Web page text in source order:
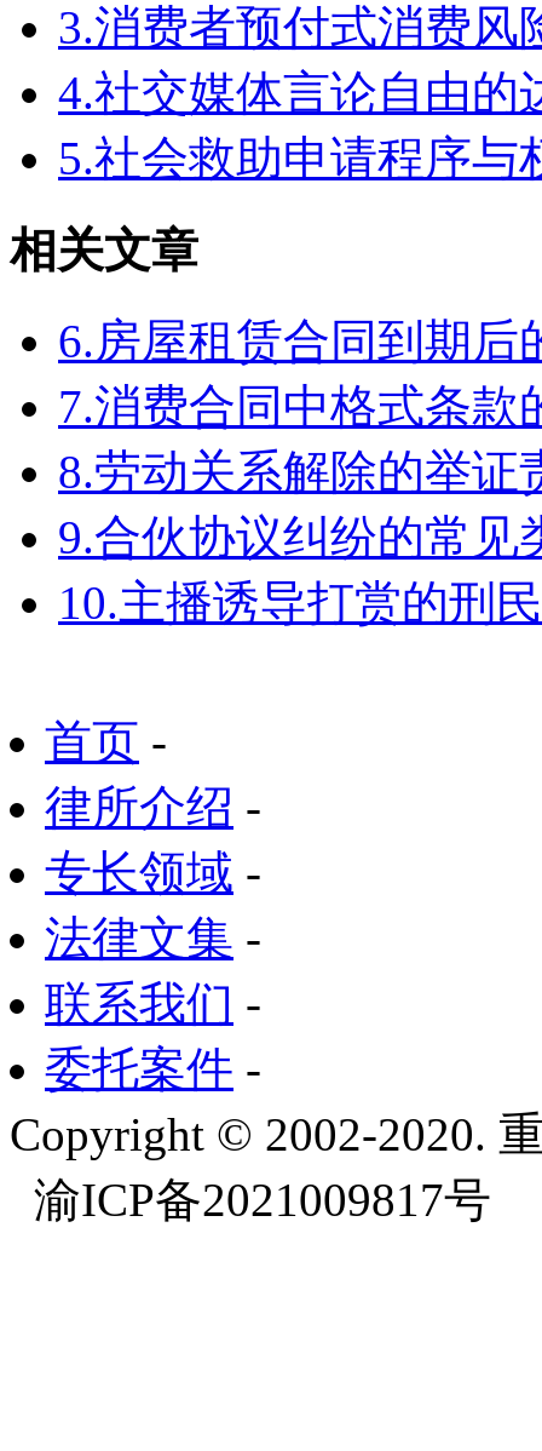
3.消费者预付式消费风
4.社交媒体言论自由
5.社会救助申请程序与
相关文章
6.房屋租赁合同到期后
7.消费合同中格式条款
8.劳动关系解除的举证
9.合伙协议纠纷的常见
10.主播诱导打赏的刑
首页 -
律所介绍 -
专长领域 -
法律文集 -
联系我们 -
委托案件 -
Copyright © 2002-2020.
渝ICP备2021009817号